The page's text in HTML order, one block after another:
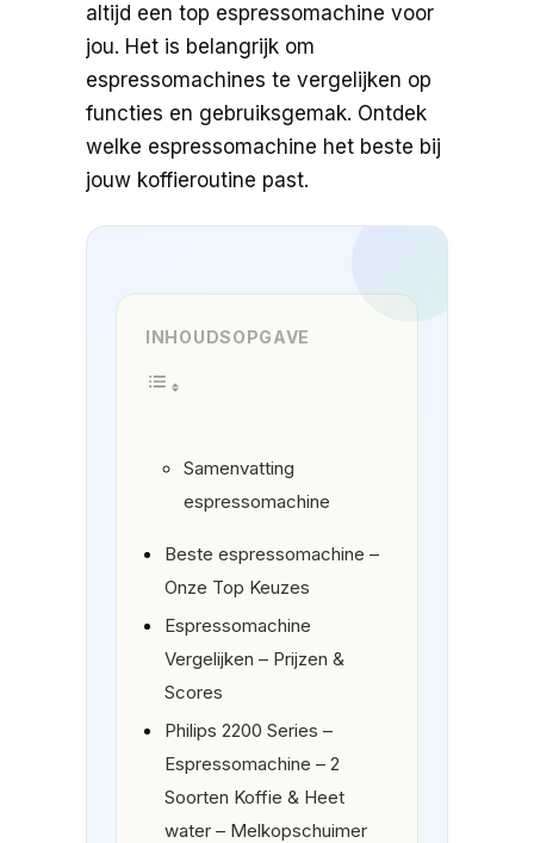
altijd een top espressomachine voor
jou. Het is belangrijk om
espressomachines te vergelijken op
functies en gebruiksgemak. Ontdek
welke espressomachine het beste bij
jouw koffieroutine past.
INHOUDSOPGAVE
Samenvatting
espressomachine
Beste espressomachine –
Onze Top Keuzes
Espressomachine
Vergelijken – Prijzen &
Scores
Philips 2200 Series –
Espressomachine – 2
Soorten Koffie & Heet
water – Melkopschuimer